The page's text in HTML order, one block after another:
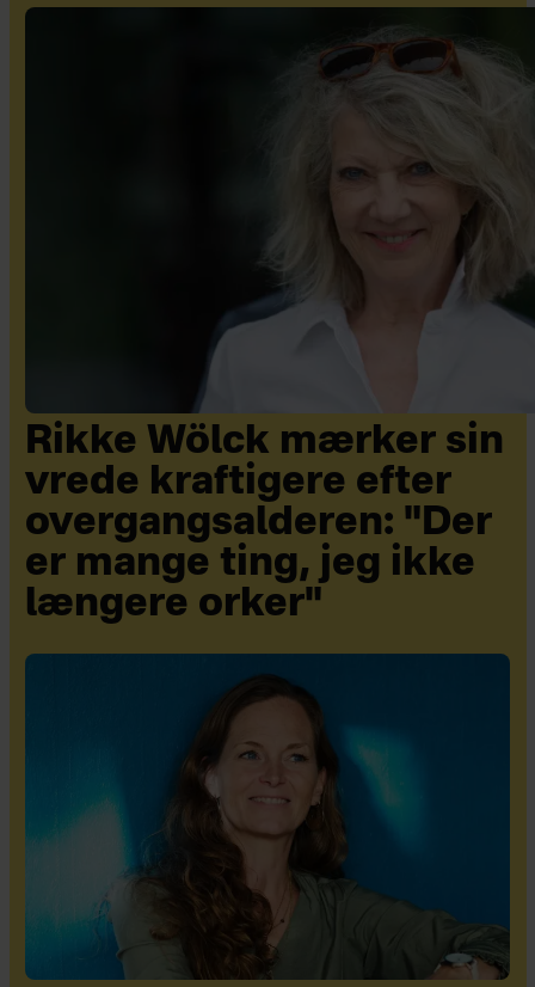
Rikke Wölck mærker sin
vrede kraftigere efter
overgangsalderen: "Der
er mange ting, jeg ikke
længere orker"